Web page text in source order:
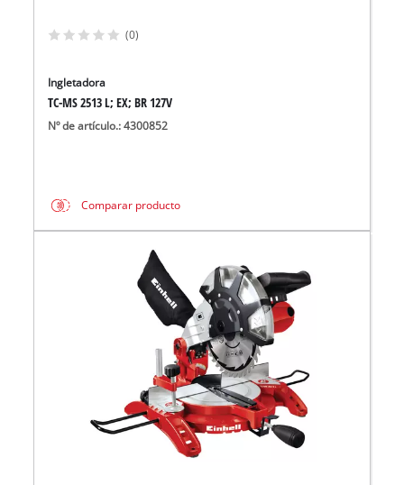
(0)
Ingletadora
TC-MS 2513 L; EX; BR 127V
Nº de artículo.: 4300852
Comparar producto